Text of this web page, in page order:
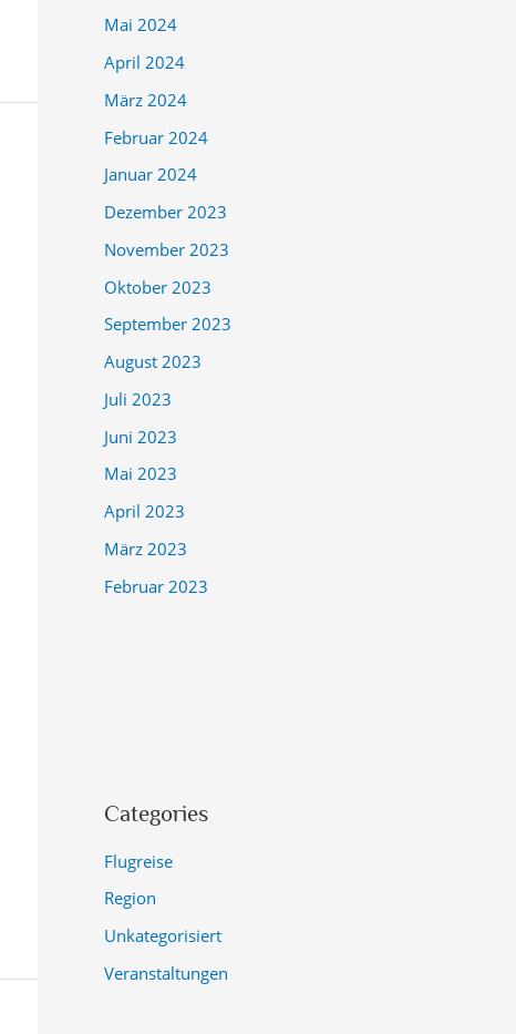
Mai 2024
April 2024
März 2024
Februar 2024
Januar 2024
Dezember 2023
November 2023
Oktober 2023
September 2023
August 2023
Juli 2023
Juni 2023
Mai 2023
April 2023
März 2023
Februar 2023
Categories
Flugreise
Region
Unkategorisiert
Veranstaltungen